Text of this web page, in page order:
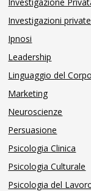
Investigazioni private
Ipnosi
Leadership
Linguaggio del Corpo
Marketing
Neuroscienze
Persuasione
Psicologia Clinica
Psicologia Culturale
Psicologia del